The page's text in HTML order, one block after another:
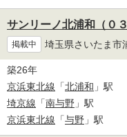
サンリーノ北浦和（０
掲載中 埼玉県さいたま市
築26年
京浜東北線 「北浦和 」駅
埼京線 「南与野 」駅
京浜東北線 「与野 」駅